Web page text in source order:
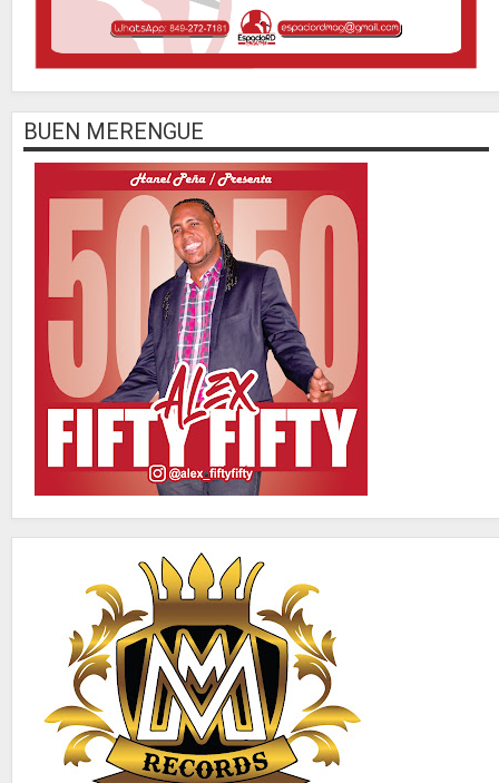
BUEN MERENGUE